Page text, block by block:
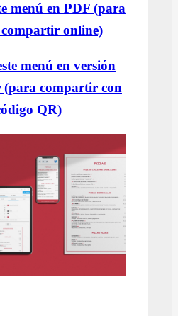
menú en PDF (para
online)
menú en versión
(para compartir con
QR)